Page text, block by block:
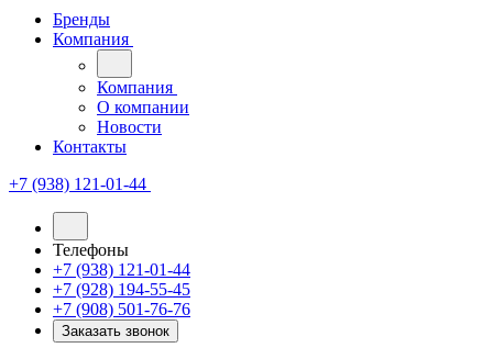
Бренды
Компания
Компания
О компании
Новости
Контакты
+7 (938) 121-01-44
Телефоны
+7 (938) 121-01-44
+7 (928) 194-55-45
+7 (908) 501-76-76
Заказать звонок